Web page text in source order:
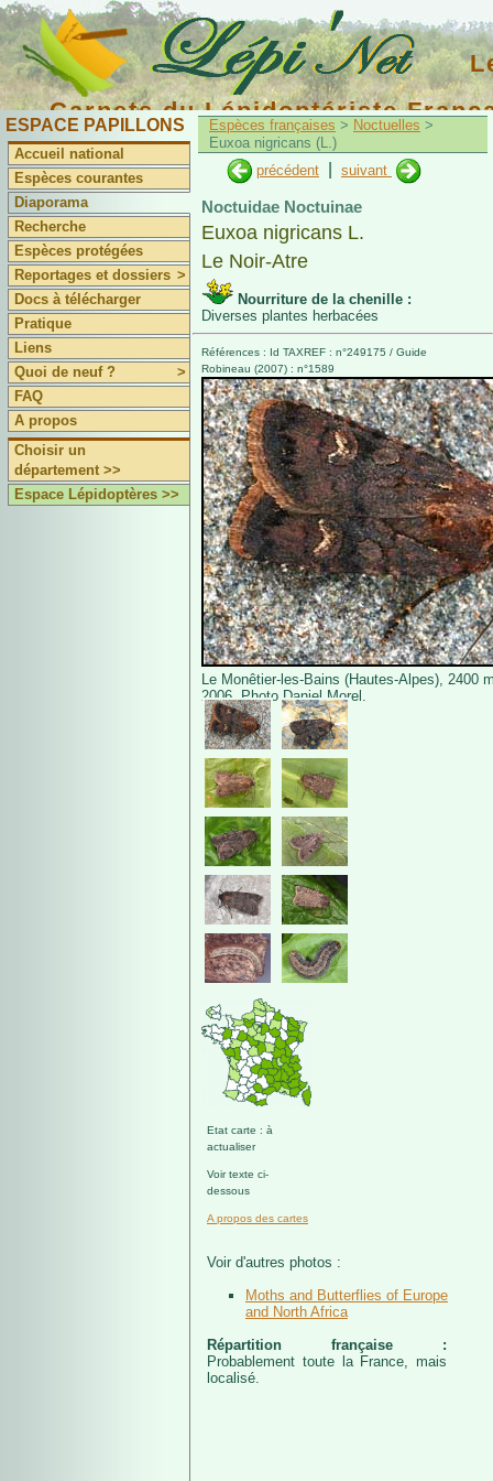
Carnets du Lépidoptériste
ESPACE PAPILLONS
Accueil national
Espèces courantes
Diaporama
Recherche
Espèces protégées
Reportages et dossiers >
Docs à télécharger
Pratique
Liens
Quoi de neuf ?
>
FAQ
A propos
Choisir un
département >>
Espace Lépidoptères >>
Espèces françaises > Noctuelles >
Euxoa nigricans (L.)
précédent
suivant
Noctuidae Noctuinae
Euxoa nigricans L.
Le Noir-Atre
Nourriture de la chenille :
Diverses plantes herbacées
Références : Id TAXREF : n°249175 / Guide
Robineau (2007) : n°1589
Le Monêtier-les-Bains (Hautes-Alpes), 2400
2006. Photo Daniel Morel.
Etat carte : à
actualiser
Voir texte ci-
dessous
A propos des cartes
Voir d'autres photos :
Moths and Butterflies of Europe
and North Africa
Répartition française :
Probablement toute la France, mais
localisé.